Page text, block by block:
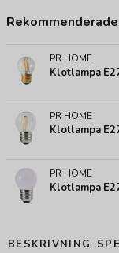
PR HOME
Klotlampa
PR HOME
Klotlampa
PR HOME
Klotlampa
BESKRIVNING